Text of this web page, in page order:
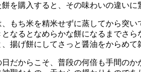
を購入すると、その味わいの違いに
、もち米を精米せずに蒸してから突
となるとなめらかな餅になるまでさ
揚げ餅にしてさっと醤油をからめ
だからこそ、普段の何倍も手間の